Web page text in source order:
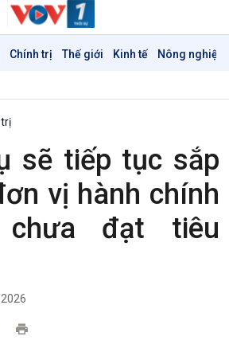
Chính trị Thế giới Kinh tế Nông nghiệp
sẽ tiếp tục sắp
vị hành chính
đạt tiêu